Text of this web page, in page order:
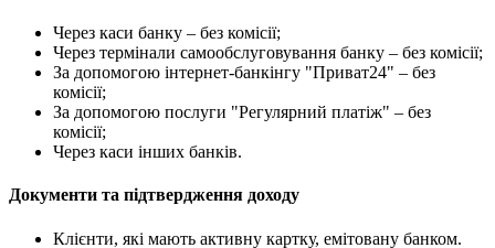
Через каси банку – без комісії;
Через термінали самообслуговування банку – без комісії;
За допомогою інтернет-банкінгу "Приват24" – без
комісії;
За допомогою послуги "Регулярний платіж" – без
комісії;
Через каси інших банків.
Документи та підтвердження доходу
Клієнти, які мають активну картку, емітовану банком.